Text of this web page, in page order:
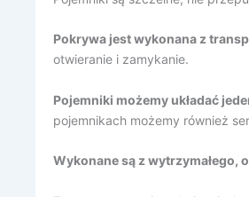
Pokrywa jest wykonana z
otwieranie i zamykanie.
Pojemniki możemy układać
pojemnikach możemy również
Wykonane są z